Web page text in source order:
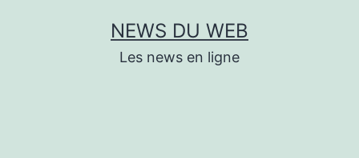
NEWS DU WEB
Les news en ligne